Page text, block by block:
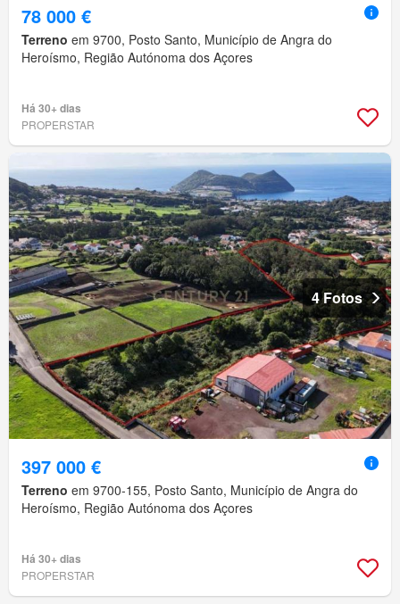
78 000 €
Terreno em 9700, Posto Santo, Município de Angra do
Heroísmo, Região Autónoma dos Açores
Há 30+ dias
PROPERSTAR
4 Fotos
397 000 €
Terreno em 9700-155, Posto Santo, Município de Angra do
Heroísmo, Região Autónoma dos Açores
Há 30+ dias
PROPERSTAR